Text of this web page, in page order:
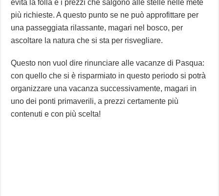
evita la folla e i prezzi che salgono alle stelle nelle mete
più richieste. A questo punto se ne può approfittare per
una passeggiata rilassante, magari nel bosco, per
ascoltare la natura che si sta per risvegliare.
Questo non vuol dire rinunciare alle vacanze di Pasqua:
con quello che si è risparmiato in questo periodo si potrà
organizzare una vacanza successivamente, magari in
uno dei ponti primaverili, a prezzi certamente più
contenuti e con più scelta!